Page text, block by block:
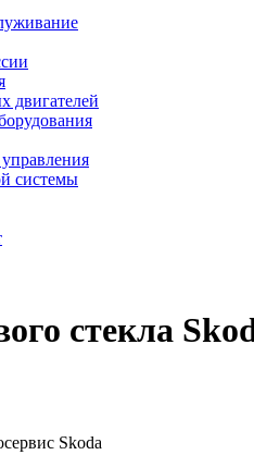
двигателей
системы
стекла
Skoda